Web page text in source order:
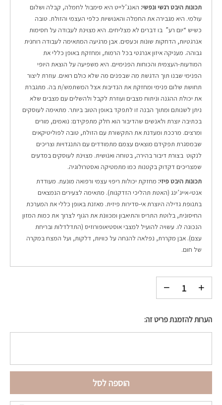
תכונות היבט רגשי ונפשי: האנג’לייט היא סימבול לחמלה, קבלה ושלום
עולמי. היא מגבירה את החמלה והאנושיות כלפי העצמי והזולת. טובה
כשיש “יום רע” בו דברים לא מצליחים. היא מצוינת לעבודה על חסימות
אנרגטיות, הדחקות שונות וכעסים. אבן מרגיעה המתאימה לעבודה רוחנית
גבוהה. מעניקה איזון אנרגטי בכל הרמות, ומחזקת באופן כללי את
המודעות-העצמית והכוחות הפנימיים. היא משפיעה על הוצאת היופי
הפנימי שבנו תוך הדגשת מה שבפנים מה שלא כולם רואים. עוזרת ליצור
תחושת שלום פנימי ומחזקת את הנדיבות אצל המשתמש/ת בה. מתגברת
את יכולת ההגנה וניתוח מצבים ועוזרת לקבל ולהשלים עם מצבים שלא
ניתן לשנותם ומתוך הבנה זו לתפקד באופן הטוב ביותר. מתאימה לעוסקים
בכתיבה יוצרת ולאנשים שהדיבור הוא חלק מתפקידם: נואמים, מורים
ומרצים. מרככת ומעדנת את התקשורת עם הזולת, טובה לפוליטיקאים
שבמסגרת תפקידם מוצאים עצמם מתמודדים עם התנגדויות וצריכים
לנקוט בצורת דיבור בהירה, בטוחה ואנושית. מצוינת לעוסקים במדעים
שמצריכים דקדוק בקטנות כמו מתמטיקה ואסטרולוגיה.
תכונות היבט פיזי: מחזקת יכולות ריפוי עצמי ורפואה מונעת. מעודדת
אנטי-אייג’ינג (האטת תהליכי הזדקנות). מתאימה לצעירים הנמצאים
בתנופת גדילה היוצרת אי-סדירות פיזית. מאזנת באופן כללי את המערכת
החיסונית, בלוטת התריס והתיאבון ומכוונת את הגוף לצרוך את כמות המזון
הנכונה לו. עשויה להועיל למצבי אוסטיאופורוזיס (התדלדלות ובריחת
עצם). אבן מקררת, נפלאה להנחה על כוויות, דלקות, ועל המצח במקרה
של חום.
הערות להזמנת פריט זה:
הוספה לסל